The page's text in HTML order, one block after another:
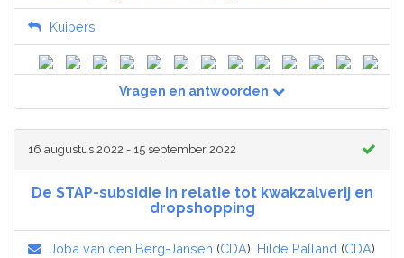
Kuipers
Vragen en antwoorden
16 augustus 2022 - 15 september 2022
De STAP-subsidie in relatie tot kwakzalverij en
dropshopping
Joba van den Berg-Jansen (CDA), Hilde Palland (CDA)